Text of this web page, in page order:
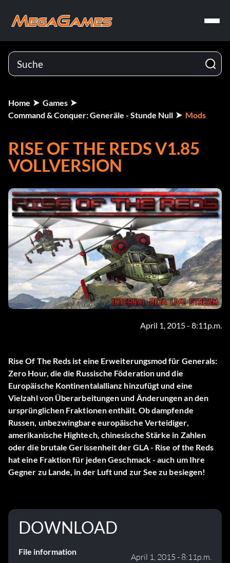
Home
Games
Command & Conquer: Generäle - Stunde Null
Mods
RISE OF THE REDS V1.85
VOLLVERSION
April 1, 2015 - 8:11p.m.
Rise Of The Reds ist eine Erweiterungsmod für Generals:
Zero Hour, die die Russische Föderation und die
Europäische Kontinentalallianz hinzufügt und eine
Vielzahl von Überarbeitungen und Änderungen an den
ursprünglichen Fraktionen enthält. Ob dampfende
Russen, unbezwingbare europäische Verteidiger,
amerikanische Hightech, chinesische Stärke in Zahlen
oder die brutale Gerissenheit der GLA - Rise of the Reds
hat eine Fraktion für jeden Geschmack - auch um Ihre
Gegner zu Lande, in der Luft und zur See zu besiegen!
DOWNLOAD
File information
April 1, 2015 - 8:11p.m.